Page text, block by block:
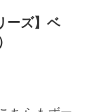
ーズ】ベ